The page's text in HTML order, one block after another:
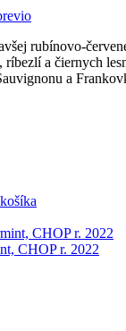
rubínovo-
ríbezlí a čiernych
a
CHOP r. 2022